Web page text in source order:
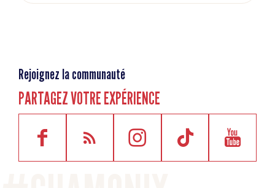
Rejoignez la communauté
PARTAGEZ VOTRE EXPÉRIENCE